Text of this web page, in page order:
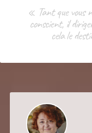
« Tant que vous
conscient, il
cela le